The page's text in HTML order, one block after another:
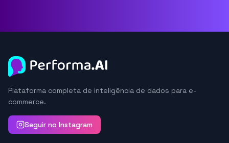
Plataforma completa de inteligência de dados para e-
commerce.
Seguir no Instagram